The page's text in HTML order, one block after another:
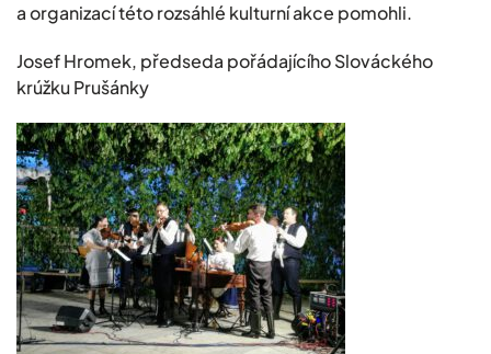
a organizací této rozsáhlé kulturní akce pomohli.
Josef Hromek, předseda pořádajícího Slováckého
krúžku Prušánky